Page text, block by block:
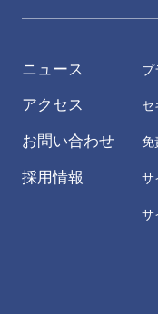
ニュース
アクセス
お問い合わせ
採用情報
プ
セ
免
サ
サ